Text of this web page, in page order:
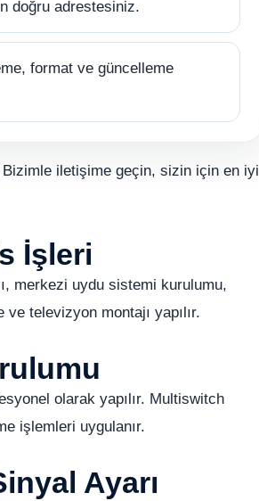
doğru adrestesiniz.
format ve güncelleme
iletişime geçin, sizin için en iyi
İşleri
merkezi uydu sistemi kurulumu,
televizyon montajı yapılır.
olarak yapılır. Multiswitch
işlemleri uygulanır.
Ayarı